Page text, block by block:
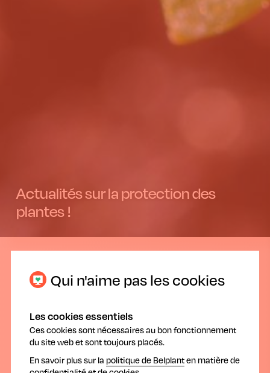
Actualités sur la protection des
plantes !
Utiliser correctement les produits de
protection des plantes : les agriculteurs
Qui n'aime pas les cookies
Les cookies essentiels
Ces cookies sont nécessaires au bon fonctionnement
du site web et sont toujours placés.
En savoir plus sur la politique de Belplanten matière de